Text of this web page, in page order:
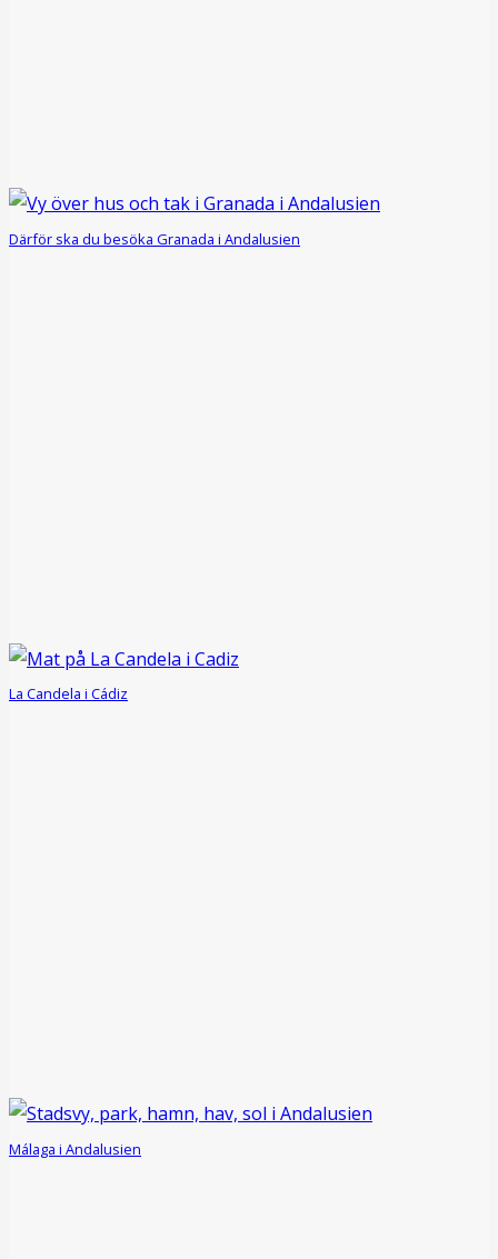
Därför ska du besöka Granada i Andalusien
La Candela i Cádiz
Málaga i Andalusien